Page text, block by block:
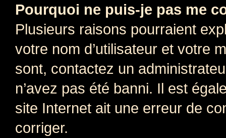
Pourquoi ne puis-je pas me
Plusieurs raisons pourraient
votre nom d’utilisateur et votre
sont, contactez un
n’avez pas été banni. Il est
site Internet ait une erreur de
corriger.